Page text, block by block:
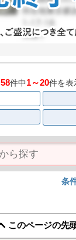
58件中1～20件を表
条
このページの先